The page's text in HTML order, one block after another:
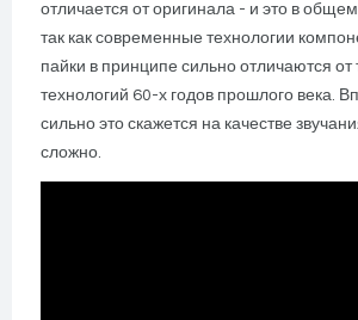
отличается от оригинала - и это в
так как современные технологии
пайки в принципе сильно отличаются от
технологий 60-х годов прошлого века.
сильно это скажется на качестве
сложно.